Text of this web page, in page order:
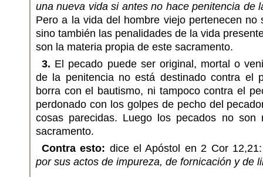
una nueva vida si antes no hace penitencia de
Pero a la vida del hombre viejo pertenecen no
sino también las penalidades de la vida
son la materia propia de este sacramento.
3. El pecado puede ser original, mortal o
de la penitencia no está destinado contra el
borra con el bautismo, ni tampoco contra el
perdonado con los golpes de pecho del
cosas parecidas. Luego los pecados no son
sacramento.
Contra esto: dice el Apóstol en 2 Cor
por sus actos de impureza, de fornicación y de